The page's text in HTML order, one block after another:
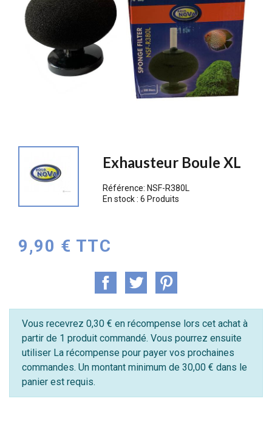
Exhausteur Boule XL
Référence: NSF-R380L
En stock :6 Produits
9,90 € TTC
Vous recevrez 0,30 € en récompense lors cet achat à
partir de 1 produit commandé. Vous pourrez ensuite
utiliser La récompense pour payer vos prochaines
commandes. Un montant minimum de 30,00 € dans le
panier est requis.